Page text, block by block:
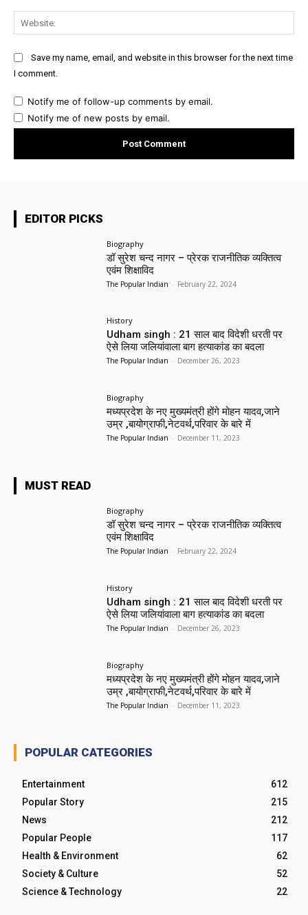
Save my name, email, and website in this browser for the next time
I comment.
Notify me of follow-up comments by email.
Notify me of new posts by email.
EDITOR PICKS
Biography
डॉ सुरेश चन्द नागर – प्रेरक राजनीतिक व्यक्तित्व
एवंम शिक्षाविद
The Popular Indian - February 22, 2024
History
Udham singh : 21 साल बाद विदेशी धरती पर
ऐसे लिया जलियांवाला बाग हत्याकांड का बदला
The Popular Indian - December 26, 2023
Biography
मध्यप्रदेश के नए मुख्यमंत्री होंगे मोहन यादव,जाने
उम्र ,बायोग्राफी,नेटवर्थ,परिवार के बारे में
The Popular Indian - December 11, 2023
MUST READ
Biography
डॉ सुरेश चन्द नागर – प्रेरक राजनीतिक व्यक्तित्व
एवंम शिक्षाविद
The Popular Indian - February 22, 2024
History
Udham singh : 21 साल बाद विदेशी धरती पर
ऐसे लिया जलियांवाला बाग हत्याकांड का बदला
The Popular Indian - December 26, 2023
Biography
मध्यप्रदेश के नए मुख्यमंत्री होंगे मोहन यादव,जाने
उम्र ,बायोग्राफी,नेटवर्थ,परिवार के बारे में
The Popular Indian - December 11, 2023
POPULAR CATEGORIES
Entertainment
612
Popular Story
215
News
212
Popular People
117
Health & Environment
62
Society & Culture
52
Science & Technology
22